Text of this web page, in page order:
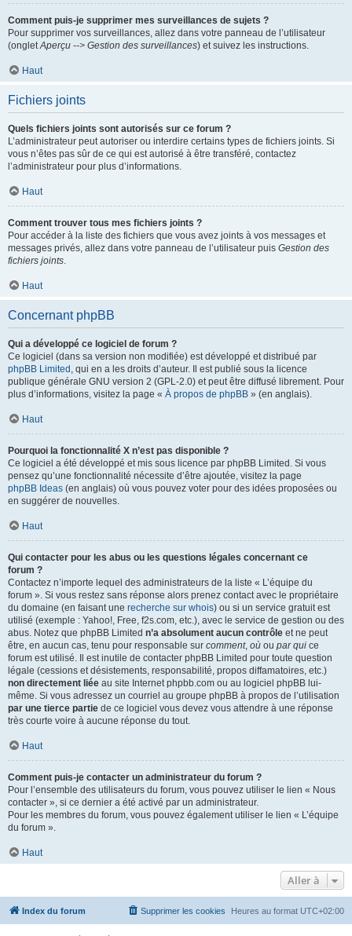
Comment puis-je supprimer mes surveillances de sujets ?
Pour supprimer vos surveillances, allez dans votre panneau de l’utilisateur
(ongletAperçu --> Gestion des surveillances) et suivez les instructions.
Haut
Fichiers joints
Quels fichiers joints sont autorisés sur ce forum ?
L’administrateur peut autoriser ou interdire certains types de fichiers joints. Si
vous n’êtes pas sûr de ce qui est autorisé à être transféré, contactez
l’administrateur pour plus d’informations.
Haut
Comment trouver tous mes fichiers joints ?
Pour accéder à la liste des fichiers que vous avez joints à vos messages et
messages privés, allez dans votre panneau de l’utilisateur puis Gestion des
fichiers joints.
Haut
Concernant phpBB
Qui a développé ce logiciel de forum ?
Ce logiciel (dans sa version non modifiée) est développé et distribué par
phpBB Limited , qui en a les droits d’auteur. Il est publié sous la licence
publique générale GNU version 2 (GPL-2.0) et peut être diffusé librement. Pour
plus d’informations, visitez la page « À propos de phpBB » (en anglais).
Haut
Pourquoi la fonctionnalité X n’est pas disponible ?
Ce logiciel a été développé et mis sous licence par phpBB Limited. Si vous
pensez qu’une fonctionnalité nécessite d’être ajoutée, visitez la page
phpBB Ideas (en anglais) où vous pouvez voter pour des idées proposées ou
en suggérer de nouvelles.
Haut
Qui contacter pour les abus ou les questions légales concernant ce
forum ?
Contactez n’importe lequel des administrateurs de la liste « L’équipe du
forum ». Si vous restez sans réponse alors prenez contact avec le propriétaire
du domaine (en faisant une recherche sur whois) ou si un service gratuit est
utilisé (exemple : Yahoo!, Free, f2s.com, etc.), avec le service de gestion ou des
abus. Notez que phpBB Limited n’a absolument aucun contrôle et ne peut
être, en aucun cas, tenu pour responsable sur comment, où ou par qui ce
forum est utilisé. Il est inutile de contacter phpBB Limited pour toute question
légale (cessions et désistements, responsabilité, propos diffamatoires, etc.)
non directement liée au site Internet phpbb.com ou au logiciel phpBB lui-
même. Si vous adressez un courriel au groupe phpBB à propos de l’utilisation
par une tierce partie de ce logiciel vous devez vous attendre à une réponse
très courte voire à aucune réponse du tout.
Haut
Comment puis-je contacter un administrateur du forum ?
Pour l’ensemble des utilisateurs du forum, vous pouvez utiliser le lien « Nous
contacter », si ce dernier a été activé par un administrateur.
Pour les membres du forum, vous pouvez également utiliser le lien « L’équipe
du forum ».
Haut
Aller à
Index du forum Heures au format UTC+02:00
Supprimer les cookies